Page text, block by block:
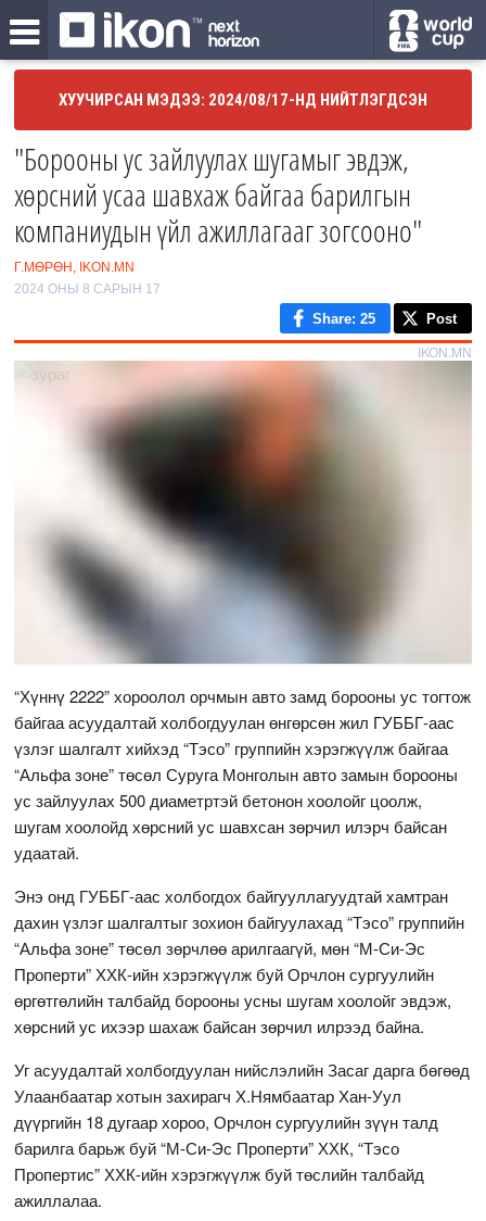
ХУУЧИРСАН МЭДЭЭ: 2024/08/17-НД НИЙТЛЭГДСЭН
"Борооны ус зайлуулах шугамыг эвдэж,
хөрсний усаа шавхаж байгаа барилгын
компаниудын үйл ажиллагааг зогсооно"
Г.МӨРӨН, IKON.MN
2024 ОНЫ 8 САРЫН 17
Share: 25 Post
IKON.MN
“Хүннү 2222” хороолол орчмын авто замд борооны ус тогтож
байгаа асуудалтай холбогдуулан өнгөрсөн жил ГУББГ-аас
үзлэг шалгалт хийхэд “Тэсо” группийн хэрэгжүүлж байгаа
“Альфа зоне” төсөл Суруга Монголын авто замын борооны
ус зайлуулах 500 диаметртэй бетонон хоолойг цоолж,
шугам хоолойд хөрсний ус шавхсан зөрчил илэрч байсан
удаатай.
Энэ онд ГУББГ-аас холбогдох байгууллагуудтай хамтран
дахин үзлэг шалгалтыг зохион байгуулахад “Тэсо” группийн
“Альфа зоне” төсөл зөрчлөө арилгаагүй, мөн “М-Си-Эс
Проперти” ХХК-ийн хэрэгжүүлж буй Орчлон сургуулийн
өргөтгөлийн талбайд борооны усны шугам хоолойг эвдэж,
хөрсний ус ихээр шахаж байсан зөрчил илрээд байна.
Уг асуудалтай холбогдуулан нийслэлийн Засаг дарга бөгөөд
Улаанбаатар хотын захирагч Х.Нямбаатар Хан-Уул
дүүргийн 18 дугаар хороо, Орчлон сургуулийн зүүн талд
барилга барьж буй “М-Си-Эс Проперти” ХХК, “Тэсо
Пропертис” ХХК-ийн хэрэгжүүлж буй төслийн талбайд
ажиллалаа.